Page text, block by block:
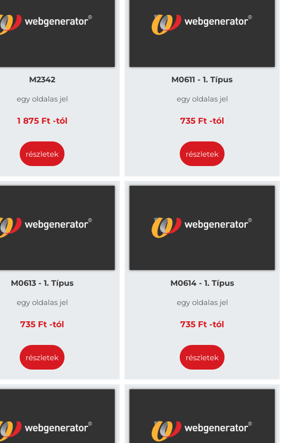
M2342
egy oldalas jel
1 875 Ft -tól
részletek
M0611 - 1. Típus
egy oldalas jel
735 Ft -tól
részletek
M0613 - 1. Típus
egy oldalas jel
735 Ft -tól
részletek
M0614 - 1. Típus
egy oldalas jel
735 Ft -tól
részletek